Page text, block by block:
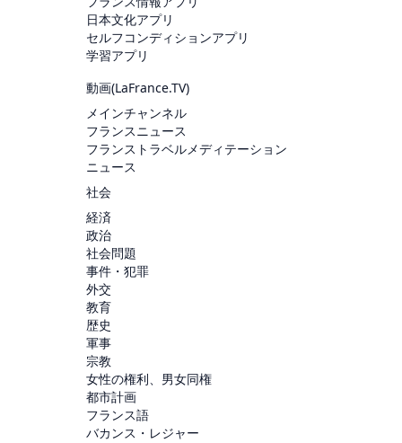
日本文化アプリ
セルフコンディションアプリ
学習アプリ
動画(LaFrance.TV)
メインチャンネル
フランスニュース
フランストラベルメディテーション
ニュース
社会
経済
政治
社会問題
事件・犯罪
外交
教育
歴史
軍事
宗教
女性の権利、男女同権
都市計画
フランス語
バカンス・レジャー